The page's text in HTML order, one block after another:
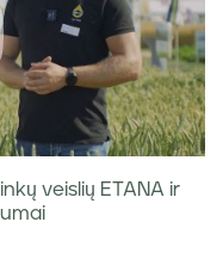
veislių ETANA ir